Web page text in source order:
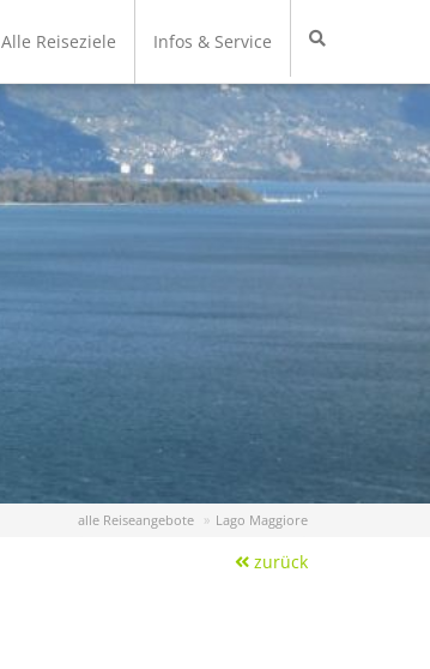
Alle Reiseziele Infos & Service
alle Reiseangebote Lago Maggiore
zurück